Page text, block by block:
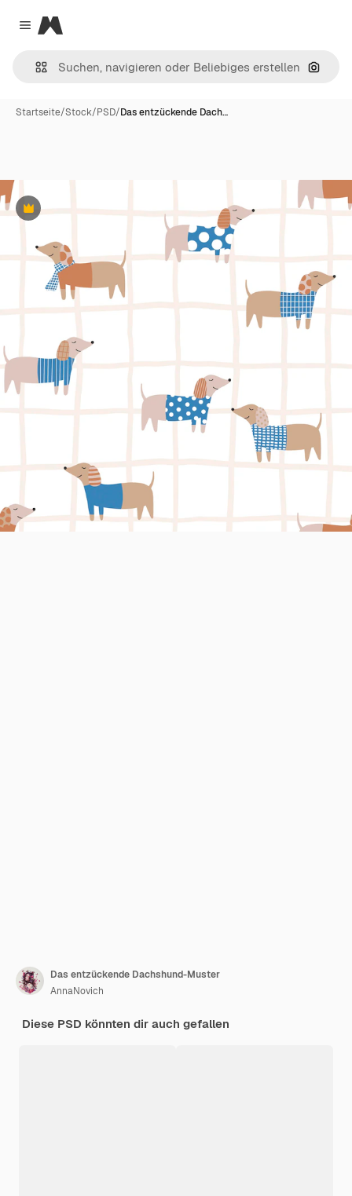
Close menu
Magnific
Nach
Startseite/Stock/PSD/Das entzückende Dach…
Premium
Das entzückende Dachshund-Muster
AnnaNovich
Diese PSD könnten dir auch gefallen